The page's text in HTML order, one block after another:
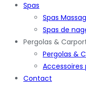
Spas
Spas
Spas de
Pergolas &
Pergolas &
Accessoires
Contact